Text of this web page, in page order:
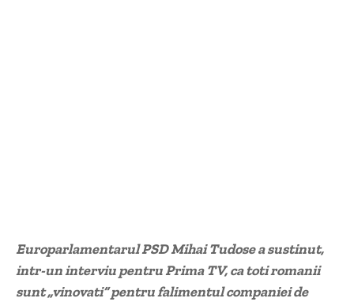
Europarlamentarul PSD Mihai Tudose a sustinut,
intr-un interviu pentru Prima TV, ca toti romanii
sunt „vinovati” pentru falimentul companiei de